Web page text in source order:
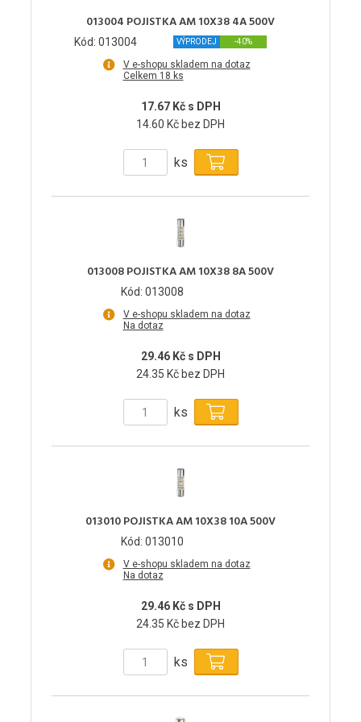
013004 POJISTKA AM 10X38 4A 500V
Kód: 013004 VÝPRODEJ -40%
V e-shopu skladem na dotaz
Celkem 18 ks
17.67 Kč s DPH
14.60 Kč bez DPH
ks
013008 POJISTKA AM 10X38 8A 500V
Kód: 013008
V e-shopu skladem na dotaz
Na dotaz
29.46 Kč s DPH
24.35 Kč bez DPH
ks
013010 POJISTKA AM 10X38 10A 500V
Kód: 013010
V e-shopu skladem na dotaz
Na dotaz
29.46 Kč s DPH
24.35 Kč bez DPH
ks